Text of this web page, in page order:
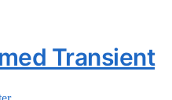
Transient